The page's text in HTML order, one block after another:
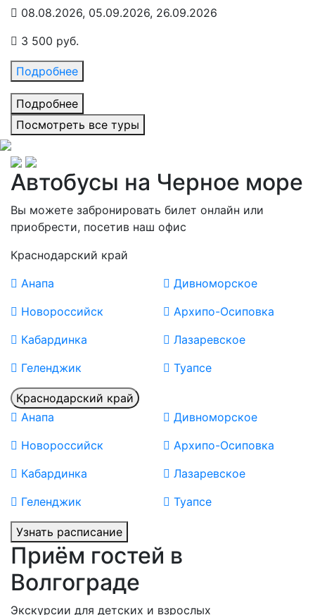
08.08.2026, 05.09.2026, 26.09.2026
3 500 руб.
Подробнее
Подробнее
Посмотреть все туры
Автобусы на Черное море
Вы можете забронировать билет онлайн или
приобрести, посетив наш офис
Краснодарский край
Анапа
Новороссийск
Кабардинка
Геленджик
Дивноморское
Архипо-Осиповка
Лазаревское
Туапсе
Краснодарский край
Анапа
Новороссийск
Кабардинка
Геленджик
Дивноморское
Архипо-Осиповка
Лазаревское
Туапсе
Узнать расписание
Приём гостей в
Волгограде
Экскурсии для детских и взрослых